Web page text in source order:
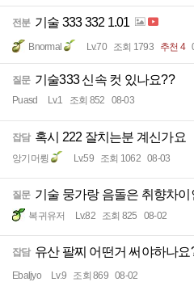
전분 기술 333 332 1.01
Bnormal Lv.70 조회 1793 추천 4
질문 기술333 신속 컷 있나요??
Puasd Lv.1 조회 852 08-03
잡담 혹시 222 잘치는분 계신가요
앙기머륑 Lv.59 조회 1062 08-03
질문 기술 뭉가랑 음돌은 취향차이
복귀유저 Lv.82 조회 825 08-02
잡담 유산 팔찌 어떤거 써야하나요
Ebaljyo Lv.9 조회 869 08-02